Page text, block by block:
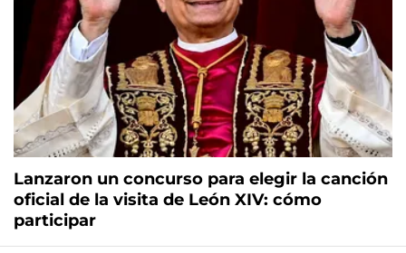
Lanzaron un concurso para elegir la canción
oficial de la visita de León XIV: cómo
participar